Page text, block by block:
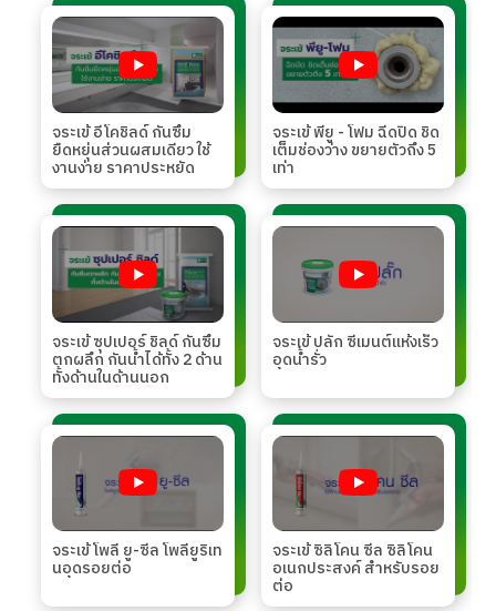
จระเข้ อีโคชิลด์ กันซึม
ยืดหยุ่นส่วนผสมเดียว ใช้
งานง่าย ราคาประหยัด
จระเข้ พียู - โฟม ฉีดปิด ชิด
เต็มช่องว่าง ขยายตัวถึง 5
เท่า
จระเข้ ซุปเปอร์ ชิลด์ กันซึม
ตกผลึก กันน้ำได้ทั้ง 2 ด้าน
ทั้งด้านในด้านนอก
จระเข้ ปลั๊ก ซีเมนต์แห้งเร็ว
อุดน้ำรั่ว
จระเข้ โพลี ยู-ซีล โพลียูริเท
นอุดรอยต่อ
จระเข้ ซิลิโคน ซีล ซิลิโคน
อเนกประสงค์ สำหรับรอย
ต่อ